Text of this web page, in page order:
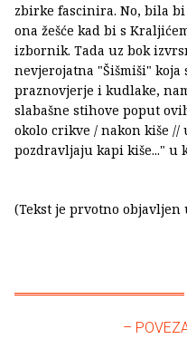
zbirke fascinira. No, bila
ona žešće kad bi s
izbornik. Tada uz bok
nevjerojatna "Šišmiši"
praznovjerje i kudlake,
slabašne stihove poput
okolo crikve / nakon kiše
pozdravljaju kapi kiše..." u
(Tekst je prvotno objavljen
–